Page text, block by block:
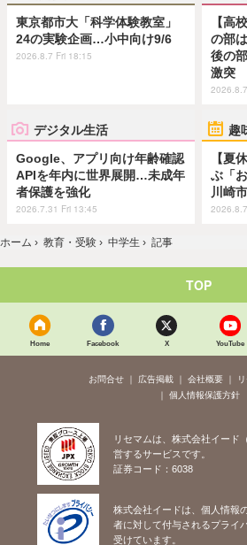
東京都市大「科学体験教室」
24の実験企画…小中向け9/6
2026.8.7 Fri 18:15
【高
の部
後の
激突
デジタル生活
Google、アプリ向け年齢確認
APIを年内に世界展開…未成年
者保護を強化
2026.7.31 Fri 13:45
趣
【夏
ぶ「
川崎市
ホーム › 教育・受験 › 中学生 › 記事
TOP
Home Facebook X YouTube
お問合せ 広告掲載 会社概要
個人情報保護方針
リセマムは、株式会社イード
営するサービスです。
証券コード：6038
株式会社イードは、個人情報
者に対して付与されるプライ
受けています。